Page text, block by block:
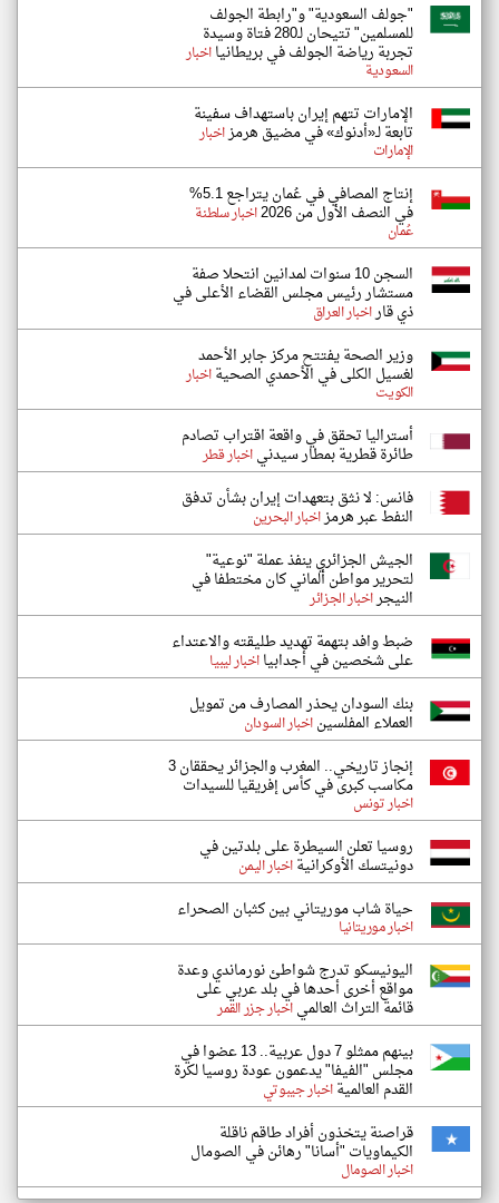
"جولف السعودية" و"رابطة الجولف
للمسلمين" تتيحان لـ280 فتاة وسيدة
تجربة رياضة الجولف في بريطانيااخبار
السعودية
الإمارات تتهم إيران باستهداف سفينة
تابعة لـ«أدنوك» في مضيق هرمزاخبار
الإمارات
إنتاج المصافي في عُمان يتراجع 5.1%
في النصف الأول من 2026 اخبار سلطنة
عُمان
السجن 10 سنوات لمدانين انتحلا صفة
مستشار رئيس مجلس القضاء الأعلى في
ذي قاراخبار العراق
وزير الصحة يفتتح مركز جابر الأحمد
لغسيل الكلى في الأحمدي الصحيةاخبار
الكويت
أستراليا تحقق في واقعة اقتراب تصادم
طائرة قطرية بمطار سيدنياخبار قطر
فانس: لا نثق بتعهدات إيران بشأن تدفق
النفط عبر هرمزاخبار البحرين
الجيش الجزائري ينفذ عملة "نوعية"
لتحرير مواطن ألماني كان مختطفا في
النيجراخبار الجزائر
ضبط وافد بتهمة تهديد طليقته والاعتداء
على شخصين في أجدابيااخبار ليبيا
بنك السودان يحذر المصارف من تمويل
العملاء المفلسيناخبار السودان
إنجاز تاريخي.. المغرب والجزائر يحققان 3
مكاسب كبرى في كأس إفريقيا للسيدات
اخبار تونس
روسيا تعلن السيطرة على بلدتين في
دونيتسك الأوكرانيةاخبار اليمن
حياة شاب موريتاني بين كثبان الصحراء
اخبار موريتانيا
اليونيسكو تدرج شواطئ نورماندي وعدة
مواقع أخرى أحدها في بلد عربي على
قائمة التراث العالمياخبار جزر القمر
بينهم ممثلو 7 دول عربية.. 13 عضوا في
مجلس "الفيفا" يدعمون عودة روسيا لكرة
القدم العالميةاخبار جيبوتي
قراصنة يتخذون أفراد طاقم ناقلة
الكيماويات "أسانا" رهائن في الصومال
اخبار الصومال